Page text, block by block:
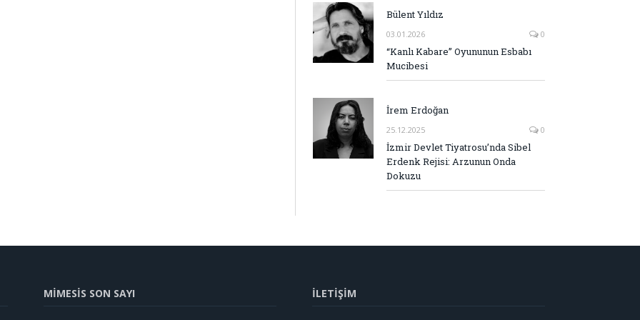
Bülent Yıldız
03.01.2026 0
“Kanlı Kabare” Oyununun Esbabı
Mucibesi
İrem Erdoğan
25.12.2025 0
İzmir Devlet Tiyatrosu’nda Sibel
Erdenk Rejisi: Arzunun Onda
Dokuzu
MİMESİS SON SAYI İLETİŞİM